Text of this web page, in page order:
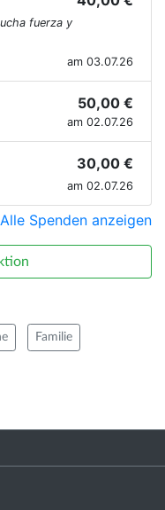
fuerza y
am 03.07.26
50,00 €
am 02.07.26
30,00 €
am 02.07.26
Spenden anzeigen
Familie